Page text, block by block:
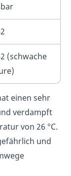
(schwache
einen sehr
verdampft
von 26 °C.
und